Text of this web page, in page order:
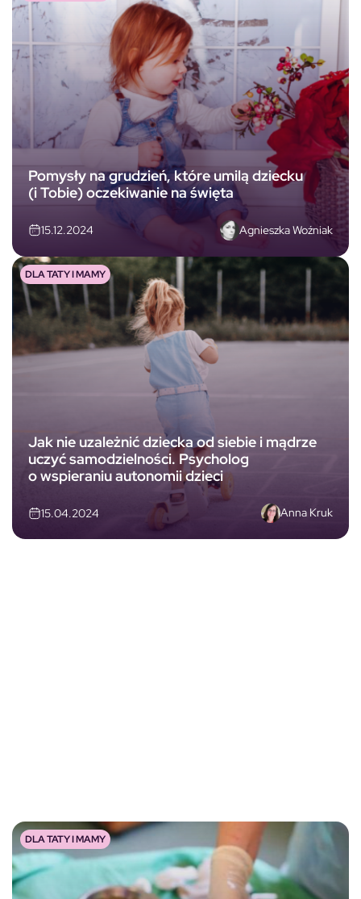
Pomysły na grudzień, które umilą dziecku
(i Tobie) oczekiwanie na święta
15.12.2024 Agnieszka Woźniak
Jak nie uzależnić dziecka od siebie i mądrze
uczyć samodzielności. Psycholog
o wspieraniu autonomii dzieci
15.04.2024 Anna Kruk
DLA TATY I MAMY
DLA TATY I MAMY